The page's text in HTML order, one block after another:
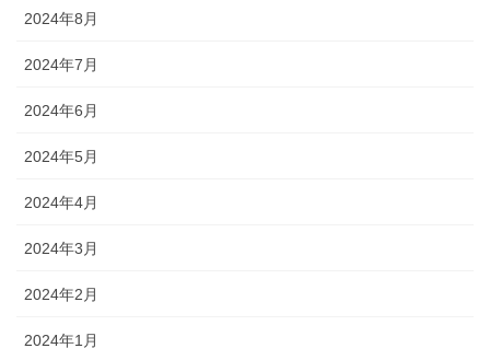
2024年8月
2024年7月
2024年6月
2024年5月
2024年4月
2024年3月
2024年2月
2024年1月